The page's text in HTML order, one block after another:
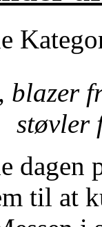
blazer
støvler
dagen
til at